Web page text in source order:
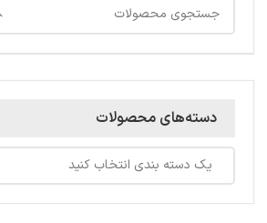
دسته‌های محصولات
یک دسته بندی انتخاب کنید